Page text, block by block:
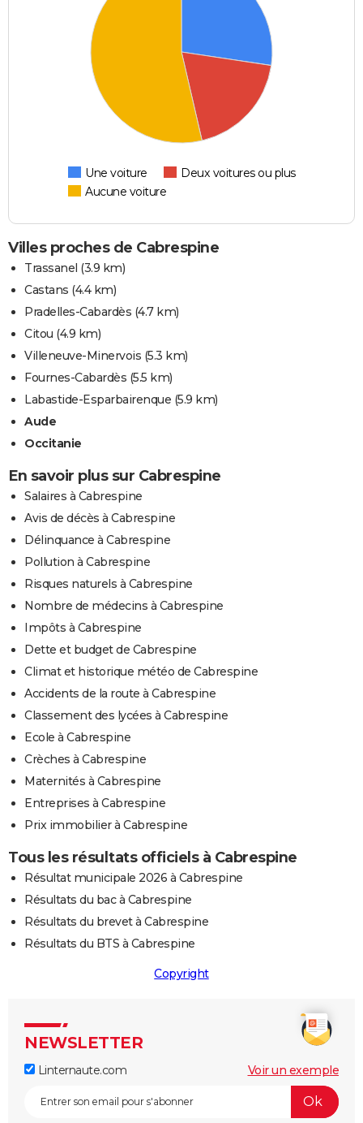
Une voiture
Deux voitures ou plus
Aucune voiture
Villes proches de Cabrespine
Trassanel (3.9 km)
Castans (4.4 km)
Pradelles-Cabardès (4.7 km)
Citou (4.9 km)
Villeneuve-Minervois (5.3 km)
Fournes-Cabardès (5.5 km)
Labastide-Esparbairenque (5.9 km)
Aude
Occitanie
En savoir plus sur Cabrespine
Salaires à Cabrespine
Avis de décès à Cabrespine
Délinquance à Cabrespine
Pollution à Cabrespine
Risques naturels à Cabrespine
Nombre de médecins à Cabrespine
Impôts à Cabrespine
Dette et budget de Cabrespine
Climat et historique météo de Cabrespine
Accidents de la route à Cabrespine
Classement des lycées à Cabrespine
Ecole à Cabrespine
Crèches à Cabrespine
Maternités à Cabrespine
Entreprises à Cabrespine
Prix immobilier à Cabrespine
Tous les résultats officiels à Cabrespine
Résultat municipale 2026 à Cabrespine
Résultats du bac à Cabrespine
Résultats du brevet à Cabrespine
Résultats du BTS à Cabrespine
Copyright
NEWSLETTER
Linternaute.com Voir un exemple